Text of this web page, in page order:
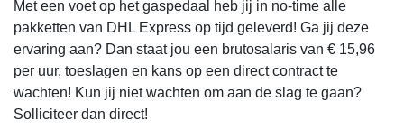
Met een voet op het gaspedaal heb jij in no-time alle
pakketten van DHL Express op tijd geleverd! Ga jij deze
ervaring aan? Dan staat jou een brutosalaris van € 15,96
per uur, toeslagen en kans op een direct contract te
wachten! Kun jij niet wachten om aan de slag te gaan?
Solliciteer dan direct!